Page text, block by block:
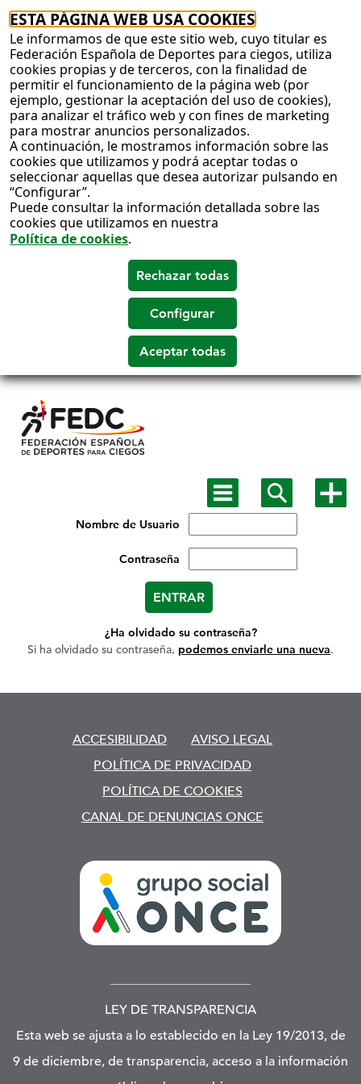
ESTA PÁGINA WEB USA COOKIES
Le informamos de que este sitio web, cuyo titular es
Federación Española de Deportes para ciegos, utiliza
cookies propias y de terceros, con la finalidad de
permitir el funcionamiento de la página web (por
ejemplo, gestionar la aceptación del uso de cookies),
para analizar el tráfico web y con fines de marketing
para mostrar anuncios personalizados.
A continuación, le mostramos información sobre las
cookies que utilizamos y podrá aceptar todas o
seleccionar aquellas que desea autorizar pulsando en
“Configurar”.
Puede consultar la información detallada sobre las
cookies que utilizamos en nuestra
Política de cookies.
Salto a
Mostrar
menú
principal
Mostrar
buscadormás
Nombre de Usuario
Contraseña
¿Ha olvidado su contraseña?
Si ha olvidado su contraseña, podemos enviarle una nueva.
ACCESIBILIDAD
AVISO LEGAL
POLÍTICA DE PRIVACIDAD
POLÍTICA DE COOKIES
CANAL DE DENUNCIAS ONCE
LEY DE TRANSPARENCIA
Esta web se ajusta a lo establecido en la Ley 19/2013, de
9 de diciembre, de transparencia, acceso a la información